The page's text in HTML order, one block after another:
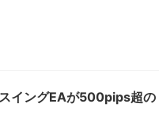
イングEAが500pips超の